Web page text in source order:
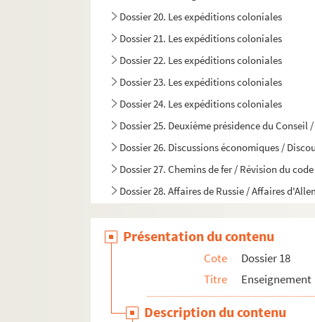
Dossier 20. Les expéditions coloniales
Dossier 21. Les expéditions coloniales
Dossier 22. Les expéditions coloniales
Dossier 23. Les expéditions coloniales
Dossier 24. Les expéditions coloniales
Dossier 25. Deuxième présidence du
Dossier 26. Discussions économiques /
Dossier 27. Chemins de fer / Révision du
Dossier 28. Affaires de Russie / Affaires
Dossier 30. Jules Ferry sénateur
Dossier 31. Jules Ferry sénateur
Dossier 32. Jules Ferry sénateur
Dossier 33. Divers / Distinctions honorifiques
Présentation du contenu
Cote
Dossier 18
Titre
Enseignement
Description du contenu